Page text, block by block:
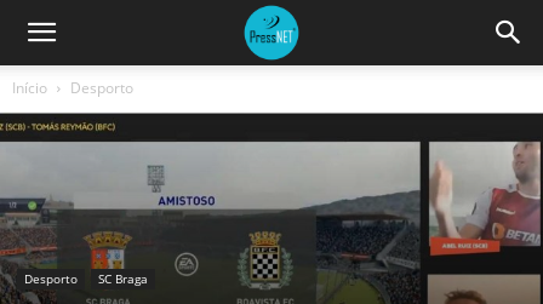
Início Desporto
Desporto SC Braga